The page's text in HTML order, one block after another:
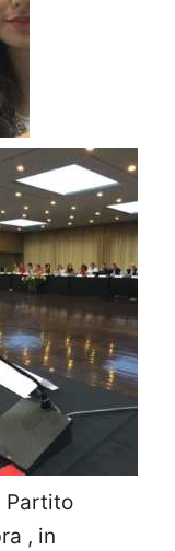
Partito
, in